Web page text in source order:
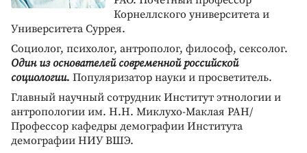
Корнеллского университета и
Университета Суррея.
Социолог, психолог, антрополог, философ, сексолог.
Один из основателей современной российской
социологии. Популяризатор науки и просветитель.
Главный научный сотрудник Институт этнологии и
антропологии им. Н.Н. Миклухо-Маклая РАН/
Профессор кафедры демографии Института
демографии НИУ ВШЭ.